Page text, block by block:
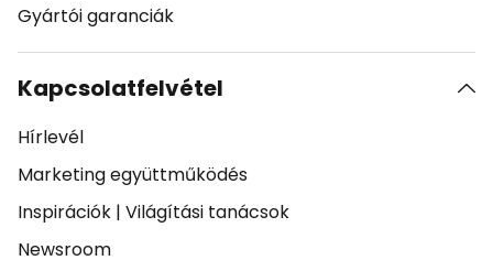
Gyártói garanciák
Kapcsolatfelvétel
Hírlevél
Marketing együttműködés
Inspirációk | Világítási tanácsok
Newsroom